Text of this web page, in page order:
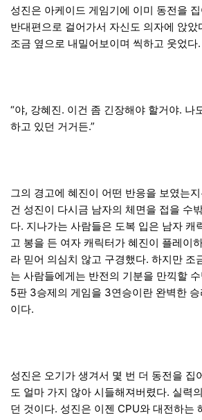
성진은 아케이드 게임기에 이미 동전을
반대편으로 걸어가서 자신도 의자에 앉았
조금 옆으로 내밀어보이며 씩하고 웃었다.
“야, 강혜진. 이건 좀 긴장해야 할거야. 나
하고 있던 거거든.”
그의 경고에 혜진이 어떤 반응을 보였는
건 성진이 다시금 남자의 체면을 접을 수
다. 지나가는 사람들은 도복 입은 남자 캐
고 봉을 든 여자 캐릭터가 혜진이 플레이
라 믿어 의심치 않고 구경했다. 하지만 조
는 사람들에게는 반전의 기분을 만끽할
5판 3승제의 게임을 3연승이란 완벽한
이다.
성진은 오기가 생겨서 몇 번 더 동전을 집
도 얼마 가지 않아 시들해져버렸다. 실력
던 것이다. 성진은 이젠 CPU와 대전하는